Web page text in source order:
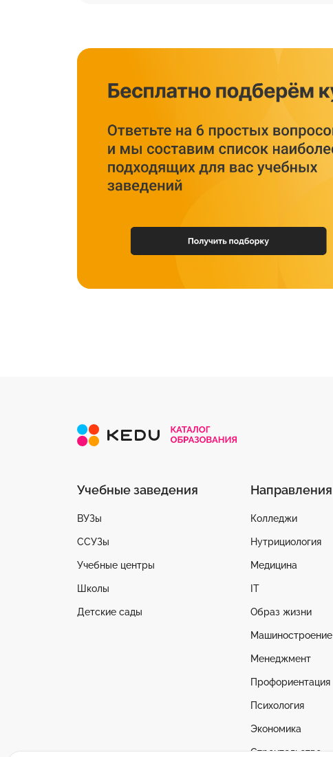
Учебные заведения
ВУЗы
ССУЗы
Учебные центры
Школы
Детские сады
Направления
Колледжи
Нутрициология
Медицина
IT
Образ жизни
Машиностроение
Менеджмент
Профориентация
Психология
Экономика
Строительство